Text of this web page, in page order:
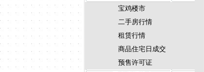
宝鸡楼市
二手房行情
租赁行情
商品住宅日成交
预售许可证